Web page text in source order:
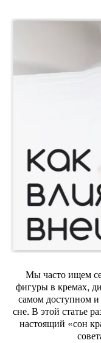
Мы часто ищем
фигуры в кремах,
самом доступном
сне. В этой статье
настоящий «сон